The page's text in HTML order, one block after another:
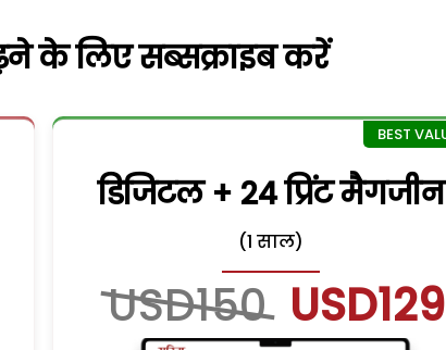
के लिए सब्सक्राइब करें
डिजिटल + 24 प्रिंट मैगजीन
(1 साल)
USD150 USD129